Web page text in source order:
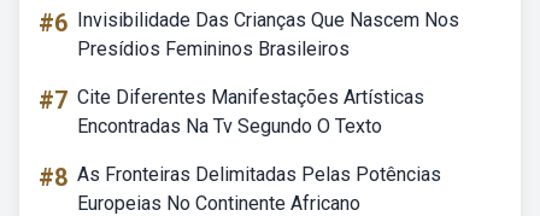
#6 Invisibilidade Das Crianças Que Nascem Nos
Presídios Femininos Brasileiros
#7 Cite Diferentes Manifestações Artísticas
Encontradas Na Tv Segundo O Texto
#8 As Fronteiras Delimitadas Pelas Potências
Europeias No Continente Africano